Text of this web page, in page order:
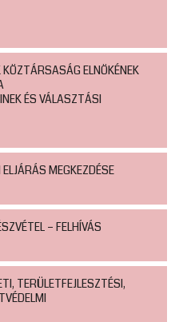
ELNÖKÉNEK
ÉS VÁLASZTÁSI
MEGKEZDÉSE
– FELHÍVÁS
TERÜLETFEJLESZTÉSI,